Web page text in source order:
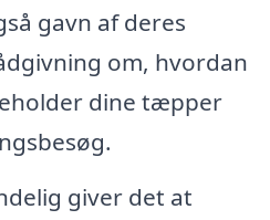
gavn af deres
om, hvordan
dine tæpper
giver det at